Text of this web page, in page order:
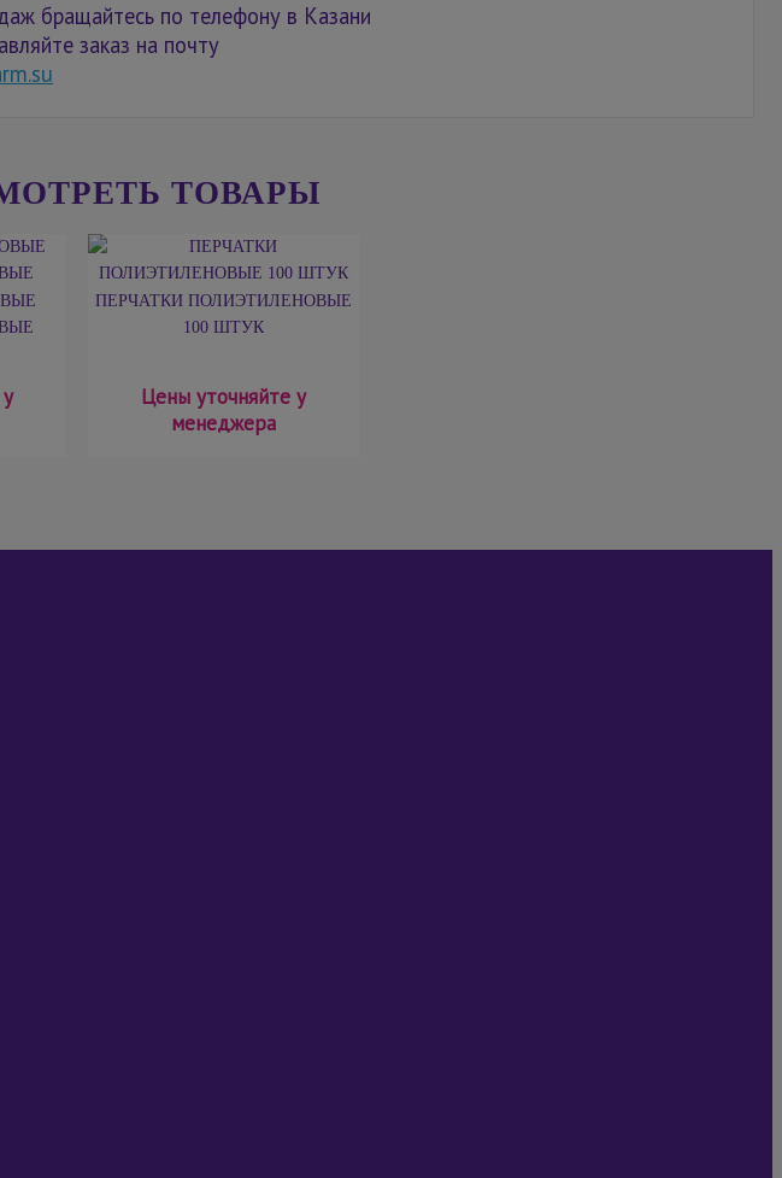
бращайтесь по телефону в Казани
заказ на почту
ТОВАРЫ
ПЕРЧАТКИ ПОЛИЭТИЛЕНОВЫЕ
100 ШТУК
Цены уточняйте у
менеджера